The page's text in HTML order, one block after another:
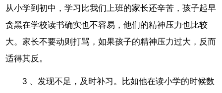
从小学到初中，学习比我们上班的家长还辛苦，孩子起早
贪黑在学校读书确实也不容易，他们的精神压力也比较
大。家长不要动则打骂，如果孩子的精神压力过大，反而
适得其反。
3 、发现不足，及时补习。比如他在读小学的时候数